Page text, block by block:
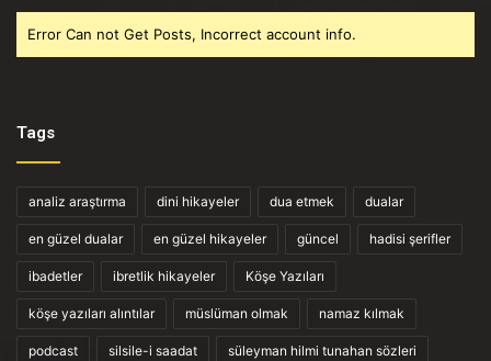
Error Can not Get Posts, Incorrect account info.
Tags
analiz araştırma dini hikayeler dua etmek dualar
en güzel dualar en güzel hikayeler güncel hadisi şerifler
ibadetler ibretlik hikayeler Köşe Yazıları
köşe yazıları alıntılar müslüman olmak namaz kılmak
podcast silsile-i saadat süleyman hilmi tunahan sözleri